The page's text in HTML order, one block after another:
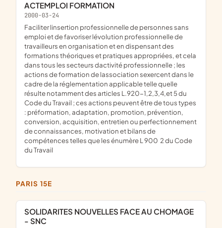
ACTEMPLOI FORMATION
2000-03-24
faciliter linsertion professionnelle de personnes sans
emploi et de favoriser lévolution professionnelle de
travailleurs en organisation et en dispensant des
formations théoriques et pratiques appropriées, et cela
dans tous les secteurs dactivité professionnelle ; les
actions de formation de lassociation sexercent dans le
cadre de la réglementation applicable telle quelle
résulte notamment des articles L.920-1,2,3,4,et 5 du
Code du Travail ; ces actions peuvent être de tous types
: préformation, adaptation, promotion, prévention,
conversion, acquisition, entretien ou perfectionnement
de connaissances, motivation et bilans de
compétences telles que les énumère L 900  2 du Code
du Travail
PARIS 15E
SOLIDARITES NOUVELLES FACE AU CHOMAGE
- SNC